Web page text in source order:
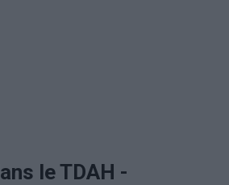
le TDAH -